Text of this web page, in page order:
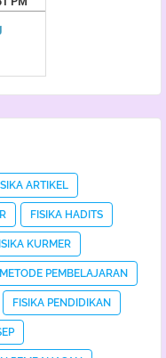
ARTIKEL
FISIKA HADITS
KURMER
PEMBELAJARAN
FISIKA PENDIDIKAN